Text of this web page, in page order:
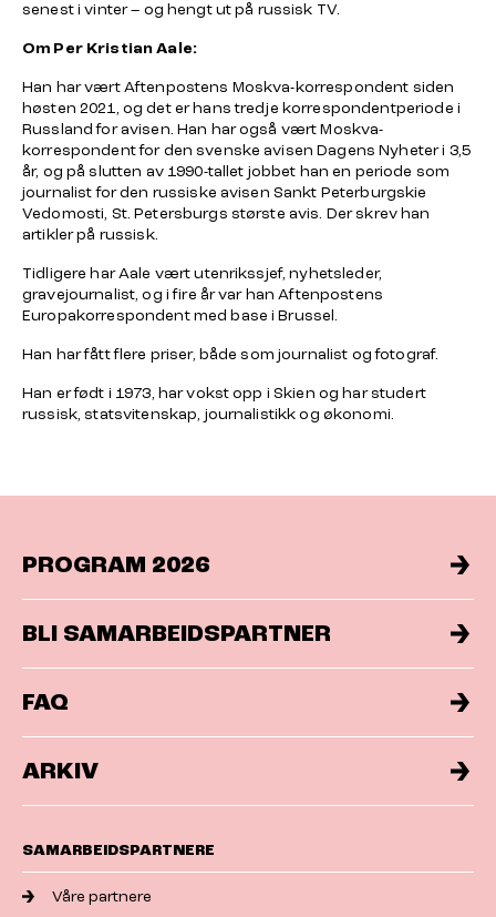
senest i vinter – og hengt ut på russisk TV.
Om Per Kristian Aale:
Han har vært Aftenpostens Moskva-korrespondent siden
høsten 2021, og det er hans tredje korrespondentperiode i
Russland for avisen. Han har også vært Moskva-
korrespondent for den svenske avisen Dagens Nyheter i 3,5
år, og på slutten av 1990-tallet jobbet han en periode som
journalist for den russiske avisen Sankt Peterburgskie
Vedomosti, St. Petersburgs største avis. Der skrev han
artikler på russisk.
Tidligere har Aale vært utenrikssjef, nyhetsleder,
gravejournalist, og i fire år var han Aftenpostens
Europakorrespondent med base i Brussel.
Han har fått flere priser, både som journalist og fotograf.
Han er født i 1973, har vokst opp i Skien og har studert
russisk, statsvitenskap, journalistikk og økonomi.
PROGRAM 2026
BLI SAMARBEIDSPARTNER
FAQ
ARKIV
SAMARBEIDSPARTNERE
Våre partnere